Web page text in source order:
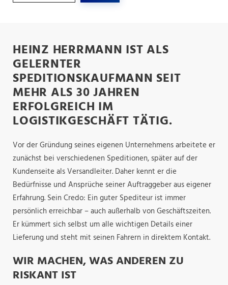
HEINZ HERRMANN IST ALS
GELERNTER
SPEDITIONSKAUFMANN SEIT
MEHR ALS 30 JAHREN
ERFOLGREICH IM
LOGISTIKGESCHÄFT TÄTIG.
Vor der Gründung seines eigenen Unternehmens arbeitete er
zunächst bei verschiedenen Speditionen, später auf der
Kundenseite als Versandleiter. Daher kennt er die
Bedürfnisse und Ansprüche seiner Auftraggeber aus eigener
Erfahrung. Sein Credo: Ein guter Spediteur ist immer
persönlich erreichbar – auch außerhalb von Geschäftszeiten.
Er kümmert sich selbst um alle wichtigen Details einer
Lieferung und steht mit seinen Fahrern in direktem Kontakt.
WIR MACHEN, WAS ANDEREN ZU
RISKANT IST